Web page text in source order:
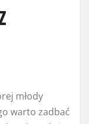
młody
warto zadbać